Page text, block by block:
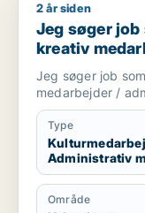
Jeg søger job
2 år siden
Jeg søger
kreativ
medarbejder
Jeg søger job
medarbejder /
Type
Administrativ
Område